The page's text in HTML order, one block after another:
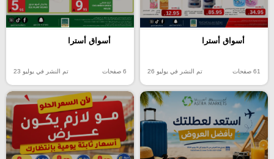
أسواق أسترا
61 صفحات تم النشر في يوليو 26
أسواق أسترا
6 صفحات تم النشر في يوليو 23